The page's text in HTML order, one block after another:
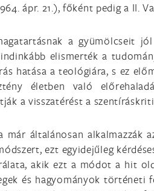
ápr. 21.), főként pedig a II.
a gyümölcseit
elismerték a
hatása a teológiára, s ez
életben való
a visszatérést a
már általánosan alkalmazzák
ezt egyidejűleg
akik ezt a módot a hit
és hagyományok történeti